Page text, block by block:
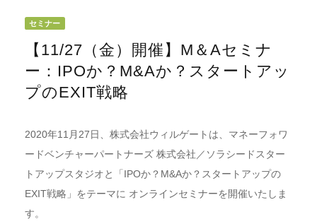
セミナー
【11/27（金）開催】M＆Aセミナ
ー：IPOか？M&Aか？スタートアッ
プのEXIT戦略
2020年11月27日、株式会社ウィルゲートは、マネーフォワ
ードベンチャーパートナーズ 株式会社／ソラシードスター
トアップスタジオと「IPOか？M&Aか？スタートアップの
EXIT戦略」をテーマに オンラインセミナーを開催いたしま
す。